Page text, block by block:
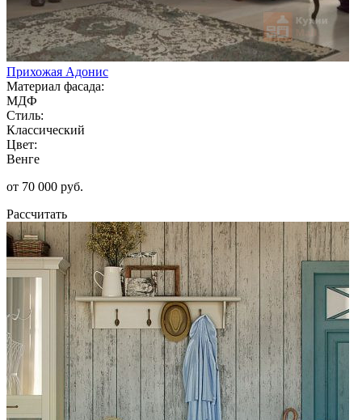
Прихожая Адонис
Материал фасада:
МДФ
Стиль:
Классический
Цвет:
Венге
от 70 000 руб.
Рассчитать